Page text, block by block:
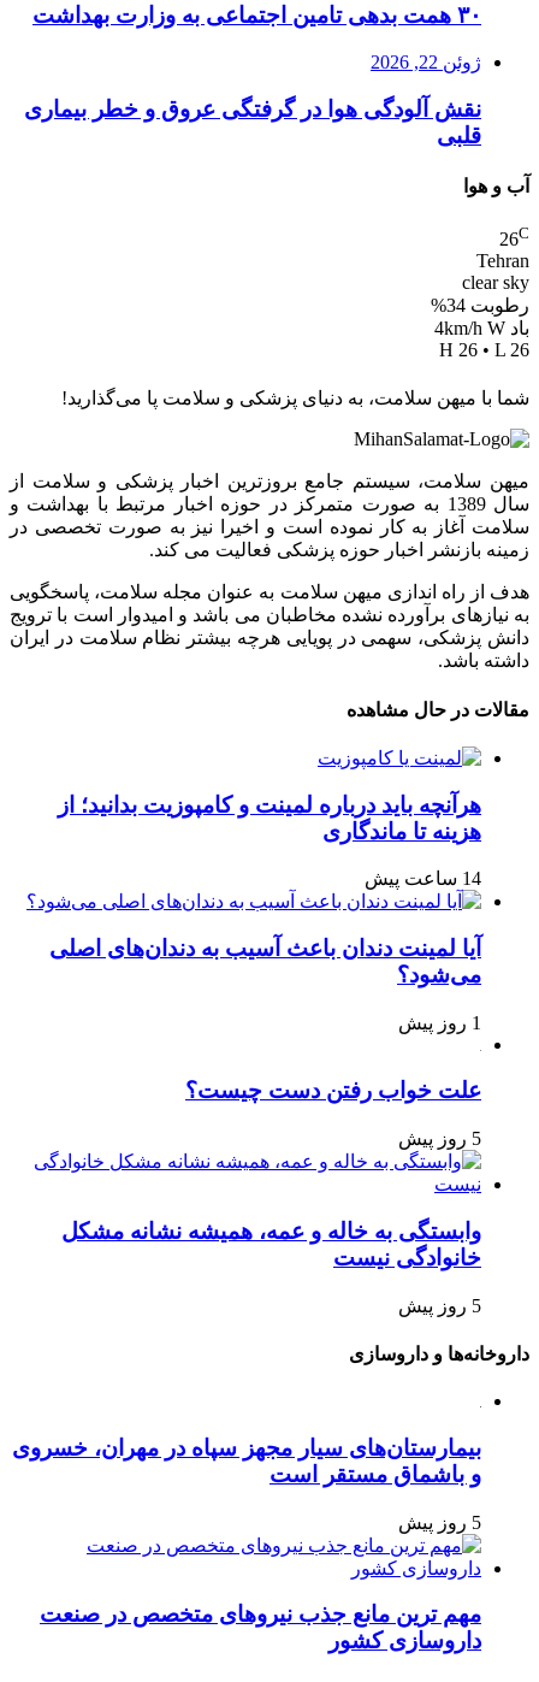
۳۰ همت بدهی تامین اجتماعی به وزارت بهداشت
ژوئن 22, 2026
نقش آلودگی هوا در گرفتگی عروق و خطر بیماری
قلبی
آب و هوا
26C
Tehran
clear sky
رطوبت 34%
باد 4km/h W
H 26 • L 26
شما با میهن سلامت، به دنیای پزشکی و سلامت پا می‌گذارید!
میهن سلامت، سیستم جامع بروزترین اخبار پزشکی و سلامت از
سال 1389 به صورت متمرکز در حوزه اخبار مرتبط با بهداشت و
سلامت آغاز به کار نموده است و اخیرا نیز به صورت تخصصی در
زمینه بازنشر اخبار حوزه پزشکی فعالیت می کند.
هدف از راه اندازی میهن سلامت به عنوان مجله سلامت، پاسخگویی
به نیازهای برآورده نشده مخاطبان می باشد و امیدوار است با ترویج
دانش پزشکی، سهمی در پویایی هرچه بیشتر نظام سلامت در ایران
داشته باشد.
مقالات در حال مشاهده
هرآنچه باید درباره لمینت و کامپوزیت بدانید؛ از
هزینه تا ماندگاری
14 ساعت پیش
آیا لمینت دندان باعث آسیب به دندان‌های اصلی
می‌شود؟
1 روز پیش
علت خواب رفتن دست چیست؟
5 روز پیش
وابستگی به خاله و عمه، همیشه نشانه مشکل
خانوادگی نیست
5 روز پیش
داروخانه‌ها و داروسازی
بیمارستان‌های سیار مجهز سپاه در مهران، خسروی
و باشماق مستقر است
5 روز پیش
مهم ترین مانع جذب نیروهای متخصص در صنعت
داروسازی کشور